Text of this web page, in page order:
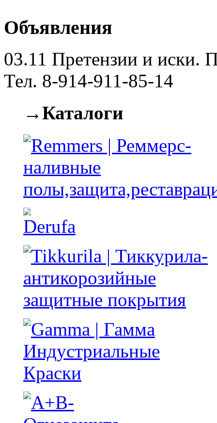
Объявления
03.11 Претензии и иски.
Тел. 8-914-911-85-14
→Каталоги